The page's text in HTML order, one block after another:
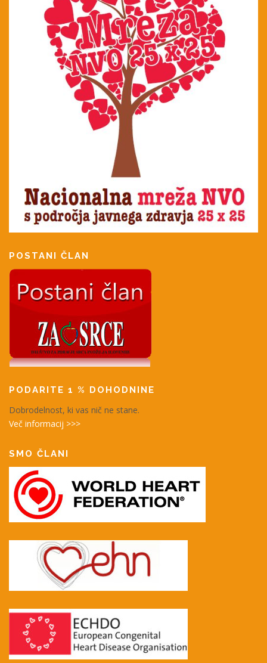
POSTANI ČLAN
PODARITE 1 % DOHODNINE
Dobrodelnost, ki vas nič ne stane.
Več informacij >>>
SMO ČLANI